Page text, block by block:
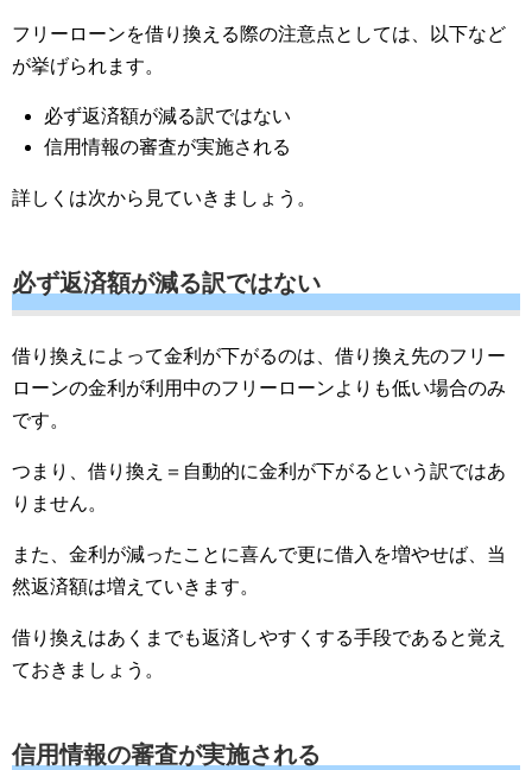
フリーローンを借り換える際の注意点としては、以下など
が挙げられます。
必ず返済額が減る訳ではない
信用情報の審査が実施される
詳しくは次から見ていきましょう。
必ず返済額が減る訳ではない
借り換えによって金利が下がるのは、借り換え先のフリー
ローンの金利が利用中のフリーローンよりも低い場合のみ
です。
つまり、借り換え＝自動的に金利が下がるという訳ではあ
りません。
また、金利が減ったことに喜んで更に借入を増やせば、当
然返済額は増えていきます。
借り換えはあくまでも返済しやすくする手段であると覚え
ておきましょう。
信用情報の審査が実施される